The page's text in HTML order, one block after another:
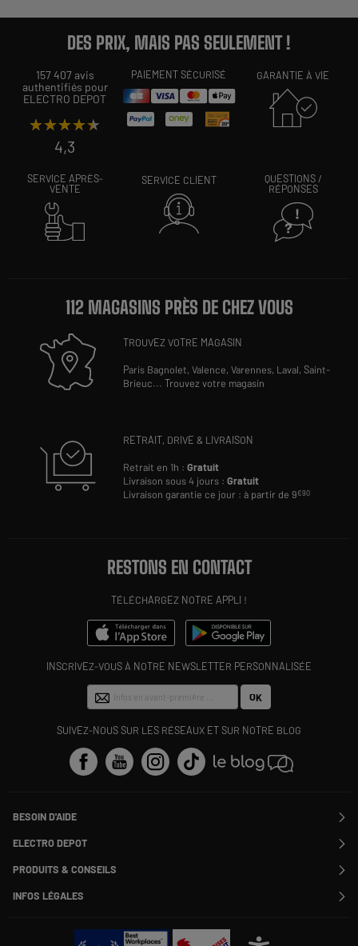
DES PRIX, MAIS PAS SEULEMENT !
157 407 avis
authentifiés pour
ELECTRO DEPOT
★★★★★
★★★★★
4,3
PAIEMENT SÉCURISÉ GARANTIE À VIE
SERVICE APRÈS-
VENTE
SERVICE CLIENT
QUESTIONS /
RÉPONSES
112 MAGASINS PRÈS DE CHEZ VOUS
TROUVEZ VOTRE MAGASIN
Paris Bagnolet,Valence,Varennes, Laval,Saint-
Brieuc...Trouvez votre magasin
RETRAIT, DRIVE & LIVRAISON
Retrait en 1h :Gratuit
Livraison sous 4 jours :Gratuit
Livraison garantie ce jour : à partir de 9€90
RESTONS EN CONTACT
TÉLÉCHARGEZ NOTRE APPLI !
INSCRIVEZ-VOUS À NOTRE NEWSLETTER PERSONNALISÉE
OK
SUIVEZ-NOUS SUR LES RÉSEAUX ET SUR NOTRE BLOG
BESOIN D'AIDE
Suivre ma commande
Modifier ou annuler ma commande
SAV
Payer en plusieurs fois
ELECTRO DEPOT
Rejoignez-nous !
PRODUITS & CONSEILS
Nos marques
Les avis du site
Le moins cher
INFOS LÉGALES
Politique cookies